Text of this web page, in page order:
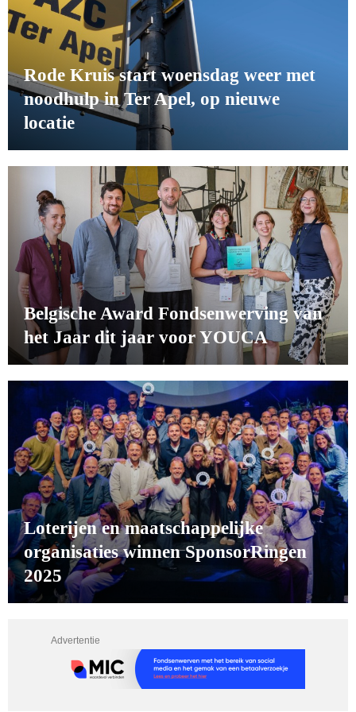
Rode Kruis start woensdag weer met
noodhulp in Ter Apel, op nieuwe
locatie
Belgische Award Fondsenwerving van
het Jaar dit jaar voor YOUCA
Loterijen en maatschappelijke
organisaties winnen SponsorRingen
2025
Advertentie